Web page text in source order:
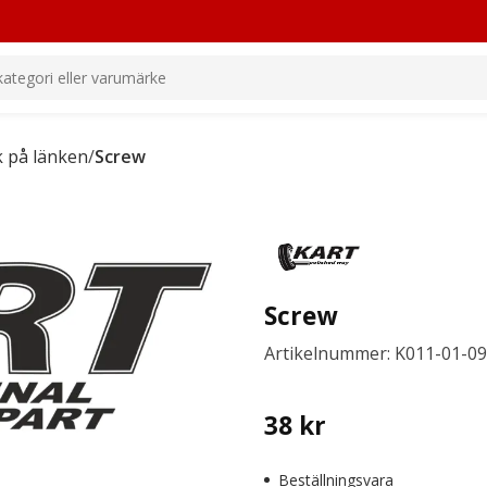
på länken/Screw
Screw
Artikelnummer: K011-01-09
38 kr
Beställningsvara